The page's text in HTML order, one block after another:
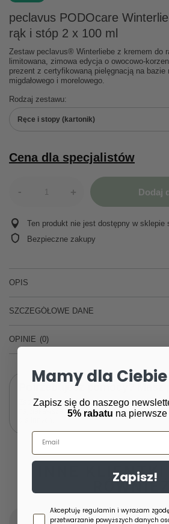
peclavus PODOcare
rąk i stóp 2 x 100 ml
Zestaw peclavus® Winterliebe z kremem do
limitowana, zimowa edycja o owocowo-
prezent z certyfikowaną pielęgnacją na bazie
migdałowego i morelowego.
Rodzaj zestawu
Ręce i stopy (kartonik)
Cena dla specjalistów
- + Dodaj
Ten produkt nie jest dostępny w sklepie
Bezpieczne zakupy
OPIS
SZCZEGÓŁOWE DANE
OPINIE (0)
Potrzebujesz pomocy? Masz
Zadaj pytanie a my odpowiemy niezwłocznie,
najciekawsze pytania i odpowiedzi publikując
INNE KLIENTKI
RÓWNIEŻ:
Mamy dla
Zapisz się do naszego
5% rabatu na
Email
Zapisz!
Zgoda newsletter
Akceptuję regulamin i wyrażam
przetwarzanie powyższych danych